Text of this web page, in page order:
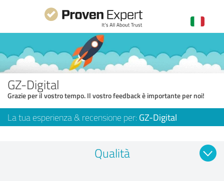
GZ-Digital
Grazie per il vostro tempo. Il vostro feedback è importante per noi!
La tua esperienza & recensione per: GZ-Digital
Qualità